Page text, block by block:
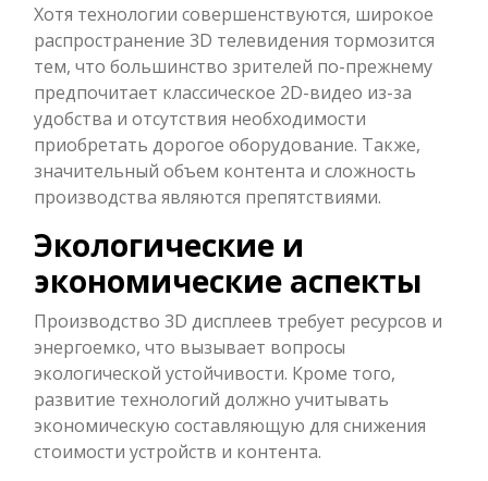
Хотя технологии совершенствуются, широкое
распространение 3D телевидения тормозится
тем, что большинство зрителей по-прежнему
предпочитает классическое 2D-видео из-за
удобства и отсутствия необходимости
приобретать дорогое оборудование. Также,
значительный объем контента и сложность
производства являются препятствиями.
Экологические и
экономические аспекты
Производство 3D дисплеев требует ресурсов и
энергоемко, что вызывает вопросы
экологической устойчивости. Кроме того,
развитие технологий должно учитывать
экономическую составляющую для снижения
стоимости устройств и контента.